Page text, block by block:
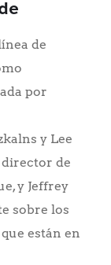
de
por
y Lee
director de
y Jeffrey
sobre los
están en